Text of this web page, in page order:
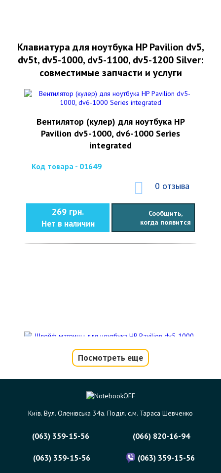
Клавиатура для ноутбука HP Pavilion dv5,
dv5t, dv5-1000, dv5-1100, dv5-1200 Silver:
совместимые запчасти и услуги
Вентилятор (кулер) для ноутбука HP
Pavilion dv5-1000, dv6-1000 Series
integrated
Код товара - 01649
0 отзыва
269 грн.
Нет в наличии
Сообщить,
когда появится
Шлейф матрицы для ноутбука HP
Код товара - 01593
7 отзыва
302 грн.
Нет в наличии
Сообщить,
когда появится
Посмотреть еще
Київ. Вул. Оленівська 34а. Поділ. с.м. Тараса Шевченко
(063) 359-15-56 (066) 820-16-94
(063) 359-15-56 (063) 359-15-56